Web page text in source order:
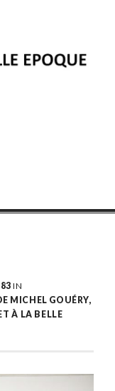
IN
MICHEL GOUÉRY,
À LA BELLE